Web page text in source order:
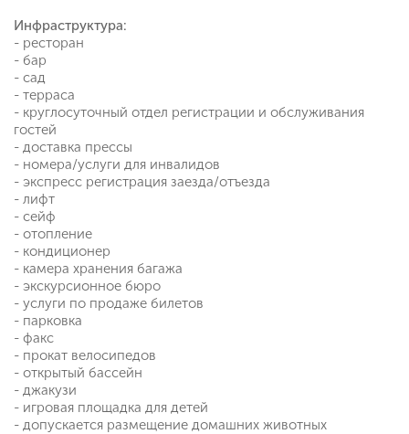
Инфраструктура:
- ресторан
- бар
- сад
- терраса
- круглосуточный отдел регистрации и обслуживания
гостей
- доставка прессы
- номера/услуги для инвалидов
- экспресс регистрация заезда/отъезда
- лифт
- сейф
- отопление
- кондиционер
- камера хранения багажа
- экскурсионное бюро
- услуги по продаже билетов
- парковка
- факс
- прокат велосипедов
- открытый бассейн
- джакузи
- игровая площадка для детей
- допускается размещение домашних животных